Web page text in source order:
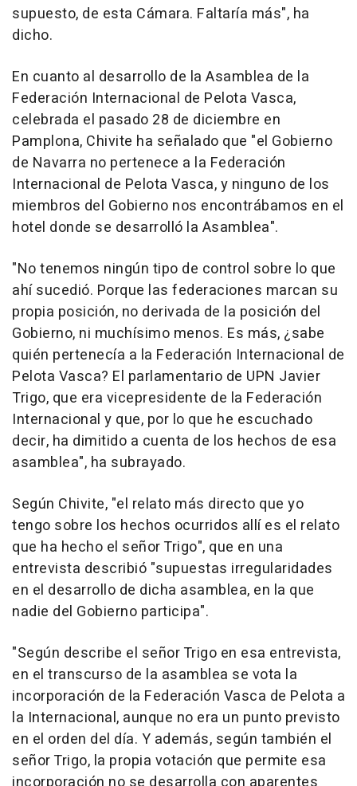
supuesto, de esta Cámara. Faltaría más", ha
dicho.
En cuanto al desarrollo de la Asamblea de la
Federación Internacional de Pelota Vasca,
celebrada el pasado 28 de diciembre en
Pamplona, Chivite ha señalado que "el Gobierno
de Navarra no pertenece a la Federación
Internacional de Pelota Vasca, y ninguno de los
miembros del Gobierno nos encontrábamos en el
hotel donde se desarrolló la Asamblea".
"No tenemos ningún tipo de control sobre lo que
ahí sucedió. Porque las federaciones marcan su
propia posición, no derivada de la posición del
Gobierno, ni muchísimo menos. Es más, ¿sabe
quién pertenecía a la Federación Internacional de
Pelota Vasca? El parlamentario de UPN Javier
Trigo, que era vicepresidente de la Federación
Internacional y que, por lo que he escuchado
decir, ha dimitido a cuenta de los hechos de esa
asamblea", ha subrayado.
Según Chivite, "el relato más directo que yo
tengo sobre los hechos ocurridos allí es el relato
que ha hecho el señor Trigo", que en una
entrevista describió "supuestas irregularidades
en el desarrollo de dicha asamblea, en la que
nadie del Gobierno participa".
"Según describe el señor Trigo en esa entrevista,
en el transcurso de la asamblea se vota la
incorporación de la Federación Vasca de Pelota a
la Internacional, aunque no era un punto previsto
en el orden del día. Y además, según también el
señor Trigo, la propia votación que permite esa